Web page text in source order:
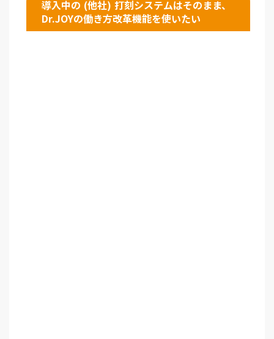
導入中の (他社) 打刻システムはそのまま、
Dr.JOYの働き方改革機能を使いたい